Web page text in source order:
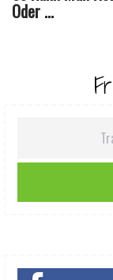
Oder ...